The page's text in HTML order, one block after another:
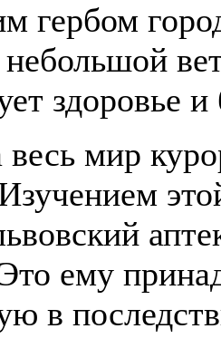
гербом
здоровье и
мир
ему
в